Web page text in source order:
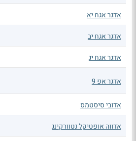
אדגר אגח יא
אדגר אגח יב
אדגר אגח יג
אדגר אפ 9
אדובי סיסטמס
אדווה אופטיקל נטוורקינג